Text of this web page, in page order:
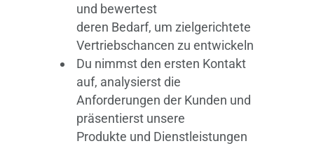
und bewertest
deren Bedarf, um zielgerichtete
Vertriebschancen zu entwickeln
Du nimmst den ersten Kontakt
auf, analysierst die
Anforderungen der Kunden und
präsentierst unsere
Produkte und Dienstleistungen